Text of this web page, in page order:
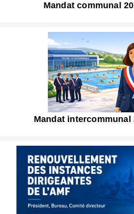
Mandat communal
Mandat intercommunal